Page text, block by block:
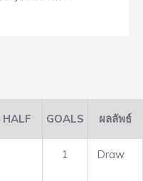
HALF GOALS ผลลัพธ์
1 Draw